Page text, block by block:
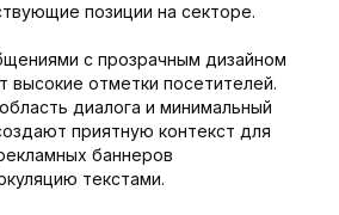
позиции на секторе.
с прозрачным дизайном
высокие отметки посетителей.
диалога и минимальный
приятную контекст для
баннеров
текстами.